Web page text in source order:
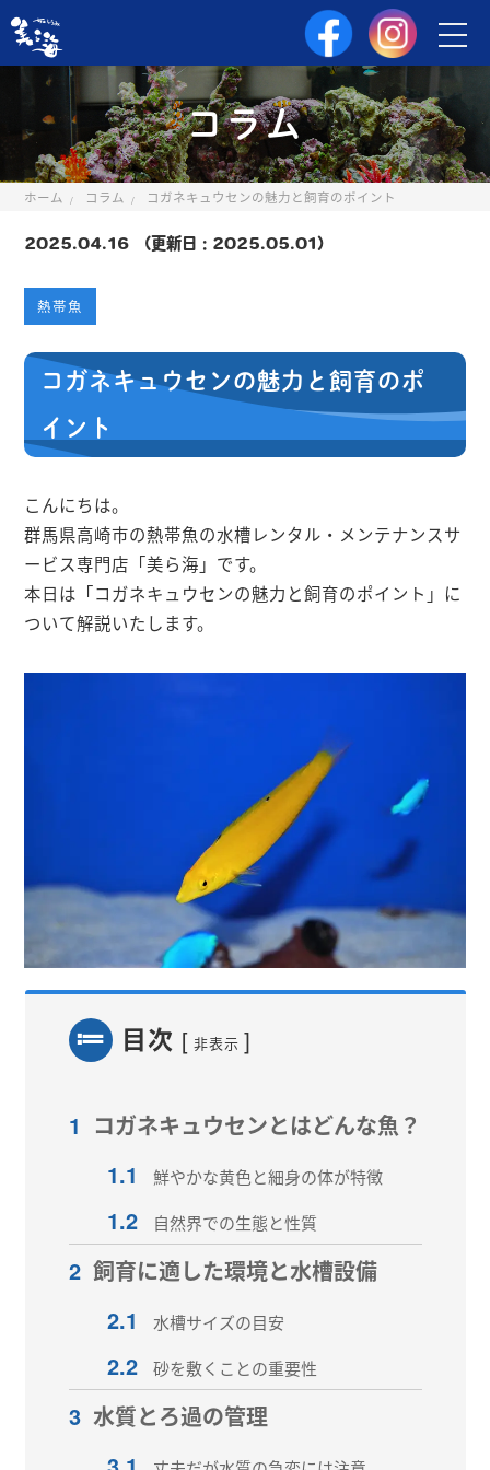
コラム
ホーム コラム コガネキュウセンの魅力と飼育のポイント
2025.04.16 （更新日：2025.05.01）
熱帯魚
コガネキュウセンの魅力と飼育のポ
イント
こんにちは。
群馬県高崎市の熱帯魚の水槽レンタル・メンテナンスサ
ービス専門店「美ら海」です。
本日は「コガネキュウセンの魅力と飼育のポイント」に
ついて解説いたします。
目次 [ 非表示 ]
1 コガネキュウセンとはどんな魚？
1.1
鮮やかな黄色と細身の体が特徴
1.2 自然界での生態と性質
2 飼育に適した環境と水槽設備
2.1
水槽サイズの目安
2.2 砂を敷くことの重要性
3 水質とろ過の管理